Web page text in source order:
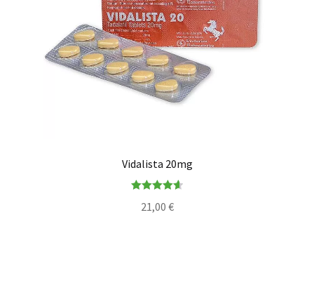
Vidalista 20mg
sur 5
21,00 €